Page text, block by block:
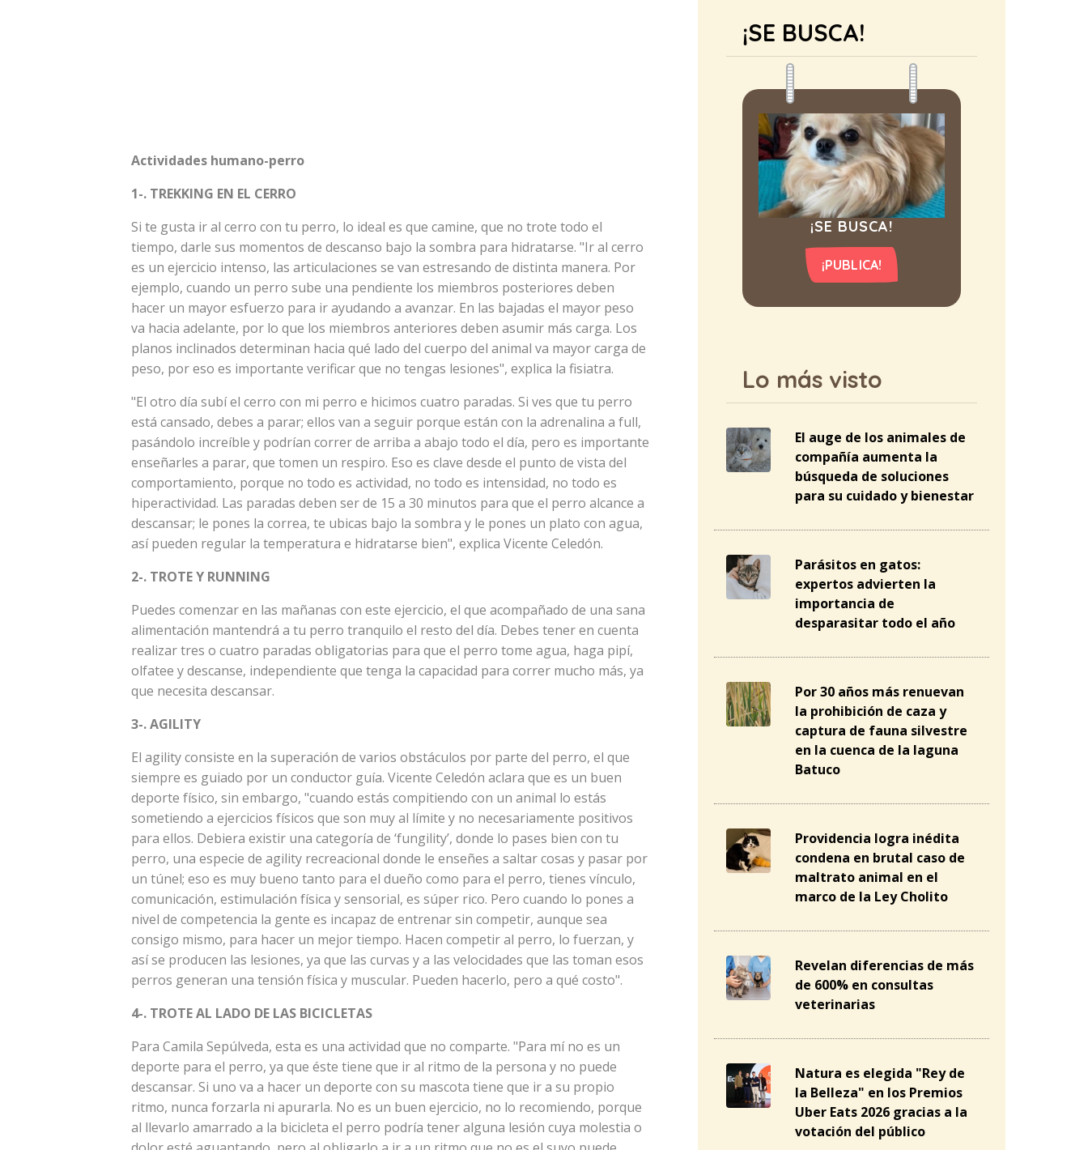
Actividades humano-perro
1-. TREKKING EN EL CERRO
Si te gusta ir al cerro con tu perro, lo ideal es que camine, que no trote todo el
tiempo, darle sus momentos de descanso bajo la sombra para hidratarse. "Ir al cerro
es un ejercicio intenso, las articulaciones se van estresando de distinta manera. Por
ejemplo, cuando un perro sube una pendiente los miembros posteriores deben
hacer un mayor esfuerzo para ir ayudando a avanzar. En las bajadas el mayor peso
va hacia adelante, por lo que los miembros anteriores deben asumir más carga. Los
planos inclinados determinan hacia qué lado del cuerpo del animal va mayor carga de
peso, por eso es importante verificar que no tengas lesiones", explica la fisiatra.
"El otro día subí el cerro con mi perro e hicimos cuatro paradas. Si ves que tu perro
está cansado, debes a parar; ellos van a seguir porque están con la adrenalina a full,
pasándolo increíble y podrían correr de arriba a abajo todo el día, pero es importante
enseñarles a parar, que tomen un respiro. Eso es clave desde el punto de vista del
comportamiento, porque no todo es actividad, no todo es intensidad, no todo es
hiperactividad. Las paradas deben ser de 15 a 30 minutos para que el perro alcance a
descansar; le pones la correa, te ubicas bajo la sombra y le pones un plato con agua,
así pueden regular la temperatura e hidratarse bien", explica Vicente Celedón.
2-. TROTE Y RUNNING
Puedes comenzar en las mañanas con este ejercicio, el que acompañado de una sana
alimentación mantendrá a tu perro tranquilo el resto del día. Debes tener en cuenta
realizar tres o cuatro paradas obligatorias para que el perro tome agua, haga pipí,
olfatee y descanse, independiente que tenga la capacidad para correr mucho más, ya
que necesita descansar.
3-. AGILITY
El agility consiste en la superación de varios obstáculos por parte del perro, el que
siempre es guiado por un conductor guía. Vicente Celedón aclara que es un buen
deporte físico, sin embargo, "cuando estás compitiendo con un animal lo estás
sometiendo a ejercicios físicos que son muy al límite y no necesariamente positivos
para ellos. Debiera existir una categoría de ‘fungility’, donde lo pases bien con tu
perro, una especie de agility recreacional donde le enseñes a saltar cosas y pasar por
un túnel; eso es muy bueno tanto para el dueño como para el perro, tienes vínculo,
comunicación, estimulación física y sensorial, es súper rico. Pero cuando lo pones a
nivel de competencia la gente es incapaz de entrenar sin competir, aunque sea
consigo mismo, para hacer un mejor tiempo. Hacen competir al perro, lo fuerzan, y
así se producen las lesiones, ya que las curvas y a las velocidades que las toman esos
perros generan una tensión física y muscular. Pueden hacerlo, pero a qué costo".
4-. TROTE AL LADO DE LAS BICICLETAS
Para Camila Sepúlveda, esta es una actividad que no comparte. "Para mí no es un
deporte para el perro, ya que éste tiene que ir al ritmo de la persona y no puede
descansar. Si uno va a hacer un deporte con su mascota tiene que ir a su propio
ritmo, nunca forzarla ni apurarla. No es un buen ejercicio, no lo recomiendo, porque
al llevarlo amarrado a la bicicleta el perro podría tener alguna lesión cuya molestia o
¡SE BUSCA!
¡SE BUSCA!
¡PUBLICA!
Lo más visto
El auge de los animales de
compañía aumenta la
búsqueda de soluciones
para su cuidado y bienestar
Parásitos en gatos:
expertos advierten la
importancia de
desparasitar todo el año
Por 30 años más renuevan
la prohibición de caza y
captura de fauna silvestre
en la cuenca de la laguna
Batuco
Providencia logra inédita
condena en brutal caso de
maltrato animal en el
marco de la Ley Cholito
Revelan diferencias de más
de 600% en consultas
veterinarias
Natura es elegida "Rey de
la Belleza" en los Premios
Uber Eats 2026 gracias a la
votación del público